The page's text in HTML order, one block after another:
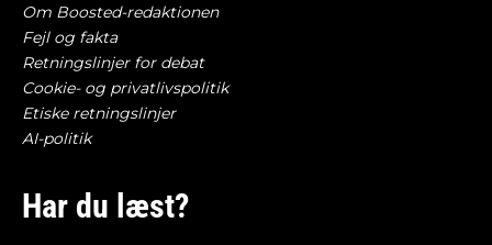
Om Boosted-redaktionen
Fejl og fakta
Retningslinjer for debat
Cookie- og privatlivspolitik
Etiske retningslinjer
AI-politik
Har du læst?